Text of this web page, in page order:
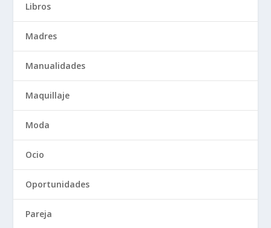
Libros
Madres
Manualidades
Maquillaje
Moda
Ocio
Oportunidades
Pareja